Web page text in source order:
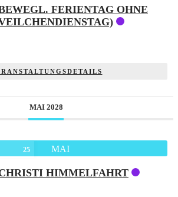
FERIENTAG OHNE
MAI 2028
25 MAI
HIMMELFAHRT